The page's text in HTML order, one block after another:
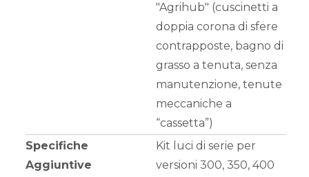
"Agrihub" (cuscinetti a
doppia corona di sfere
contrapposte, bagno di
grasso a tenuta, senza
manutenzione, tenute
meccaniche a
“cassetta”)
Specifiche
Aggiuntive
Kit luci di serie per
versioni 300, 350, 400